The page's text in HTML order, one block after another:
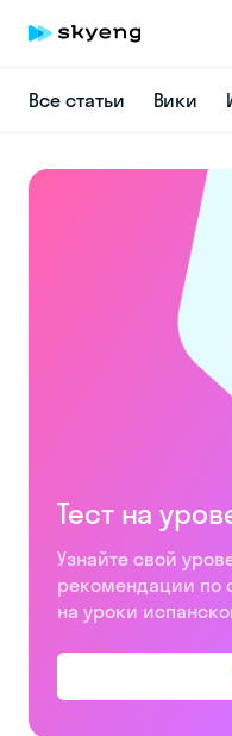
Все статьи Вики
Тест на
Узнайте свой
рекомендации по
на уроки